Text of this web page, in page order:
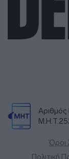
Αριθμός
Όροι
Πολιτική